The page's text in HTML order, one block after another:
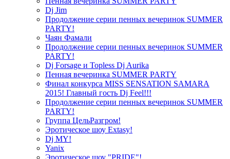
Dj Jim
Продолжение серии пенных вечеринок SUMMER
PARTY!
Чаян Фамали
Продолжение серии пенных вечеринок SUMMER
PARTY!
Dj Forsage и Topless Dj Aurika
Пенная вечеринка SUMMER PARTY
Финал конкурса MISS SENSATION SAMARA
2015! Главный гость Dj Feel!!!
Продолжение серии пенных вечеринок SUMMER
PARTY!
Группа ЦельРазгром!
Эротическое шоу Extasy!
Dj MY!
Yanix
Эротическое шоу "PRIDE"!